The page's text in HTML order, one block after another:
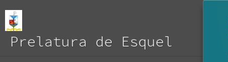
Prelatura de Esquel